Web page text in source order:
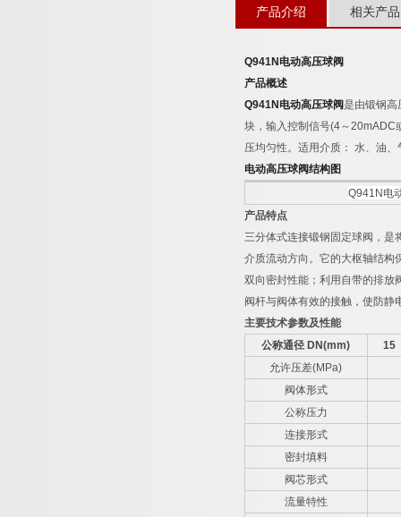
产品介绍 相关产品
Q941N 电动高压球阀
产品概述
Q941N 电动高压球阀是由锻钢高
块，输入控制信号(4～20mADC
压均匀性。适用介质： 水、油、
电动高压球阀结构图
Q941N 电
产品特点
三分体式连接锻钢固定球阀，是
介质流动方向。它的大枢轴结构
双向密封性能；利用自带的排放
阀杆与阀体有效的接触，使防
主要技术参数及性能
公称通径 DN(mm)
15
允许压差(MPa)
阀体形式
公称压力
连接形式
密封填料
阀芯形式
流量特性